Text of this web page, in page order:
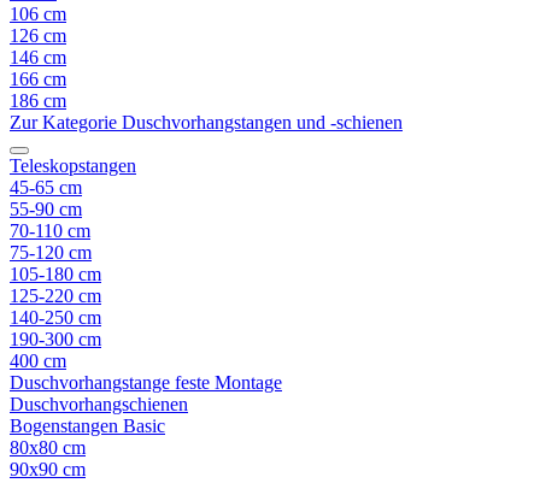
106 cm
126 cm
146 cm
166 cm
186 cm
Zur Kategorie Duschvorhangstangen und -schienen
Teleskopstangen
45-65 cm
55-90 cm
70-110 cm
75-120 cm
105-180 cm
125-220 cm
140-250 cm
190-300 cm
400 cm
Duschvorhangstange feste Montage
Duschvorhangschienen
Bogenstangen Basic
80x80 cm
90x90 cm